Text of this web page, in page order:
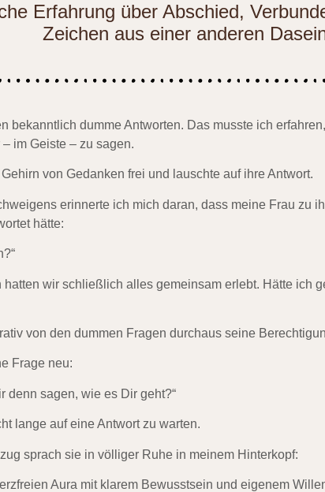
Erfahrung über Abschied,
Zeichen aus einer anderen
bekanntlich dumme Antworten. Das musste ich
im Geiste – zu sagen.
von Gedanken frei und lauschte auf ihre Antwort.
erinnerte ich mich daran, dass meine Frau zu
hätte:
hatten wir schließlich alles gemeinsam erlebt. Hätte ich
von den dummen Fragen durchaus seine
Frage neu:
denn sagen, wie es Dir geht?“
lange auf eine Antwort zu warten.
sprach sie in völliger Ruhe in meinem Hinterkopf:
Aura mit klarem Bewusstsein und eigenem